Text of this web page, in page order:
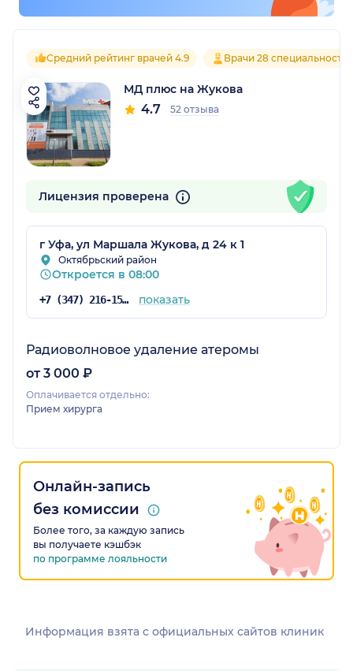
Средний рейтинг врачей 4.9 Врачи 28
МД плюс на Жукова
4.7 52 отзыва
Лицензия проверена
г Уфа, ул Маршала Жукова, д 24 к 1
Октябрьский район
Откроется в 08:00
+7 (347) 216-15-15 показать
Радиоволновое удаление атеромы
от 3 000 ₽
Оплачивается отдельно:
Прием хирурга
Онлайн-запись
без комиссии
Более того, за каждую запись
вы получаете кэшбэк
по программе лояльности
Информация взята c официальных сайтов клиник